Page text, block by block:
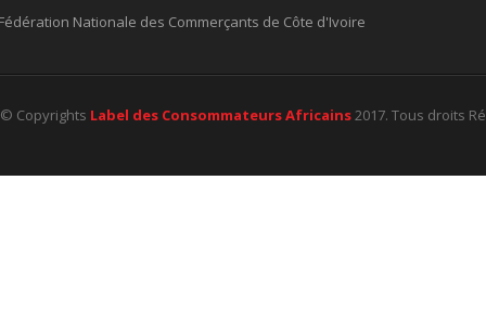
Nationale des Commerçants de Côte d'Ivoire
© Copyrights Label des Consommateurs Africains2017. Tous droits